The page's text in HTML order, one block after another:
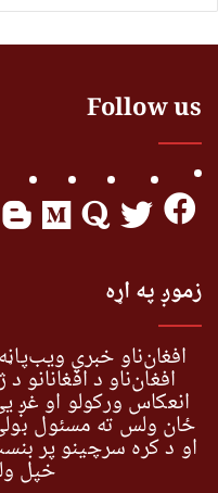
Follow us
زموږ په اړه
افغان‌ناو خبري
افغان‌ناو د
انعکاس ورکولو او غږ
ځان ولس ته مسئول
او د کره سرچینو پر
خپل